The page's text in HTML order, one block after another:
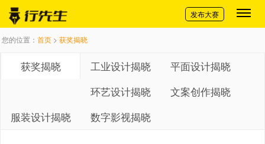
切换导航
发布大赛
您的位置： 首页 > 获奖揭晓
获奖揭晓 工业设计揭晓
平面设计揭晓
环艺设计揭晓
文案创作揭晓
服装设计揭晓
数字影视揭晓